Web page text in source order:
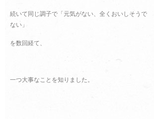
続いて同じ調子で「元気がない、全くおいしそうで
ない」
を数回経て、
一つ大事なことを知りました。